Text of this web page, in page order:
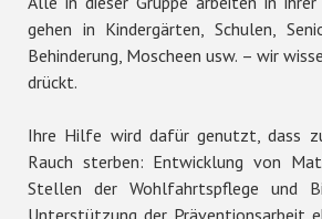
gehen in Kindergärten, Schulen,
Behinderung, Moscheen usw. – wir
drückt.
Ihre Hilfe wird dafür genutzt, dass
Rauch sterben: Entwicklung von
Stellen der Wohlfahrtspflege und
Unterstützung der Präventionsarbeit